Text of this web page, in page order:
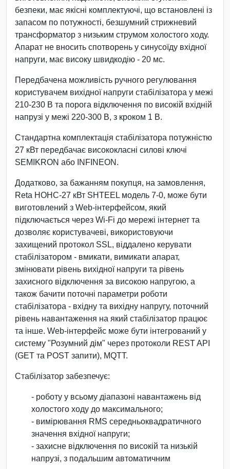
безпеки, має якісні комплектуючі, що встановлені із
запасом по потужності, безшумний стрижневий
трансформатор з низьким струмом холостого ходу.
Апарат не вносить спотворень у синусоїду вхідної
напруги, має високу швидкодію - 20 мс.
Передбачена можливість ручного регулювання
користувачем вихідної напруги стабілізатора у межі
210-230 В та порога відключення по високій вхідній
напрузі у межі 220-300 В, з кроком 1 В.
Стандартна комплектація стабілізатора потужністю
27 кВт передбачає висококласні силові ключі
SEMIKRON або INFINEON.
Додатково, за бажанням покупця, на замовлення,
Reta НОНС-27 кВт SHTEEL модель 7-0, може бути
виготовлений з Web-інтерфейсом, який
підключається через Wi-Fi до мережі інтернет та
дозволяє користувачеві, використовуючи
захищений протокол SSL, віддалено керувати
стабілізатором - вмикати, вимикати апарат,
змінювати рівень вихідної напруги та рівень
захисного відключення за високою напругою, а
також бачити поточні параметри роботи
стабілізатора - вхідну та вихідну напругу, поточний
рівень навантаження на який стабілізатор працює
та інше. Web-інтерфейс може бути інтегрований у
систему "Розумний дім" через протоколи REST API
(GET та POST запити), MQTT.
Стабілізатор забезпечує:
- роботу у всьому діапазоні навантажень від
холостого ходу до максимального;
- вимірювання RMS середньоквадратичного
значення вхідної напруги;
- захисне відключення по високій та низькій
напрузі, з подальшим автоматичним